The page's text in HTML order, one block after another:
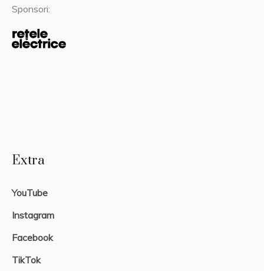
Sponsori:
Extra
YouTube
Instagram
Facebook
TikTok